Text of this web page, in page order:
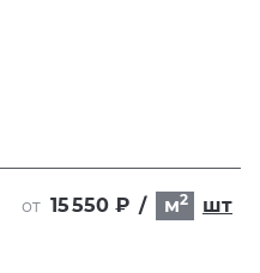
от 15 550 ₽ / м2 шт